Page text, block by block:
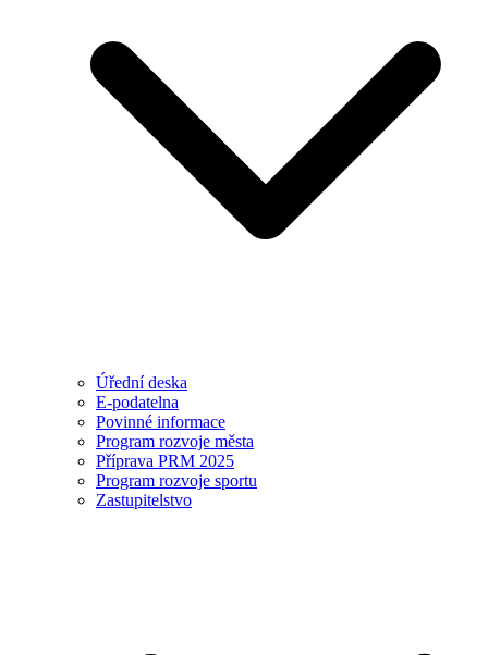
Úřední deska
E-podatelna
Povinné informace
Program rozvoje města
Příprava PRM 2025
Program rozvoje sportu
Zastupitelstvo